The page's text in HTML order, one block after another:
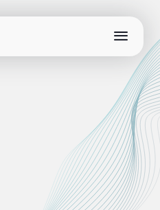
menu